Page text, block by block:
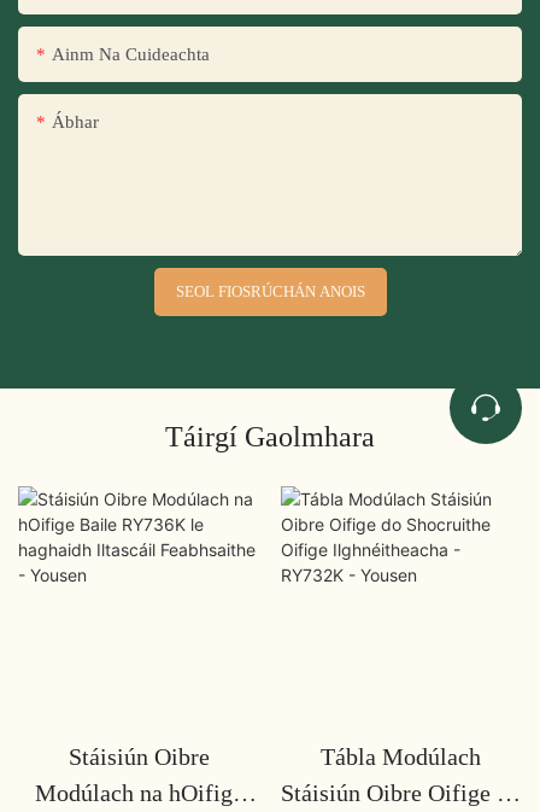
Ainm Na Cuideachta
Ábhar
SEOL FIOSRÚCHÁN ANOIS
Táirgí Gaolmhara
Stáisiún Oibre
Modúlach na hOifige
Tábla Modúlach
Stáisiún Oibre Oifige do